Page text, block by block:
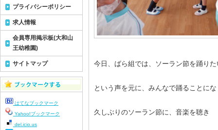
今日、ばら組では、ソーラン節を踊りた
という声を元に、みんなで踊ることに
久しぶりのソーラン節に、音楽を聴き
プライバシーポリシー
求人情報
会員専用掲示板(大和山
王幼稚園)
サイトマップ
はてなブックマーク
Yahoo!ブックマーク
del.icio.us